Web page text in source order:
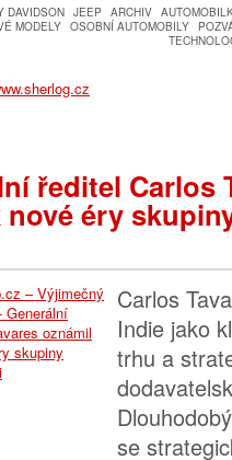
DAVIDSON JEEP ARCHIV
MODELY OSOBNÍ AUTOMOBILY
ředitel Carlos
nové éry
Carlos
Indie jako
trhu a
se